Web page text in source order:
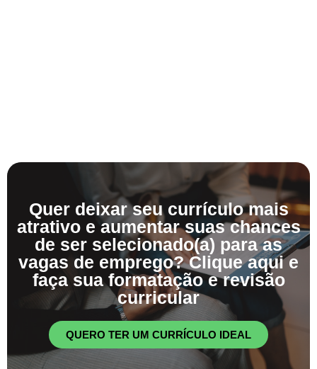
Quer deixar seu currículo mais
atrativo e aumentar suas chances
de ser selecionado(a) para as
vagas de emprego? Clique aqui e
faça sua formatação e revisão
curricular
QUERO TER UM CURRÍCULO IDEAL